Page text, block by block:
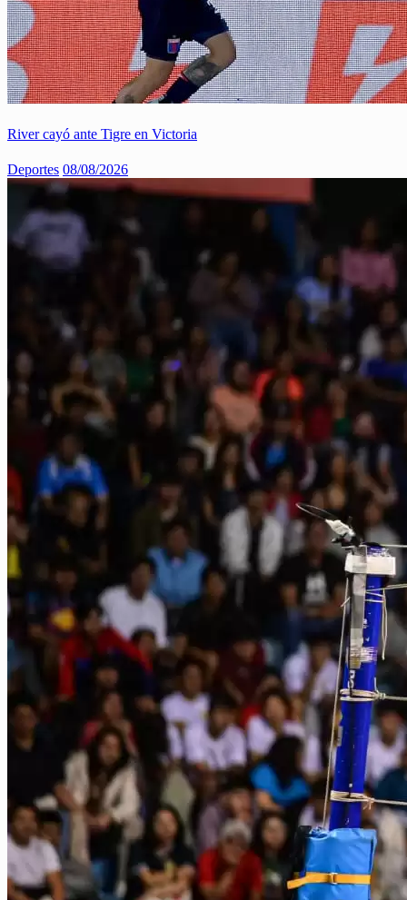
River cayó ante Tigre en Victoria
Deportes 08/08/2026